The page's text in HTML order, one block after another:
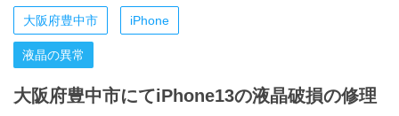
大阪府豊中市 iPhone
液晶の異常
大阪府豊中市にてiPhone13の液晶破損の修理